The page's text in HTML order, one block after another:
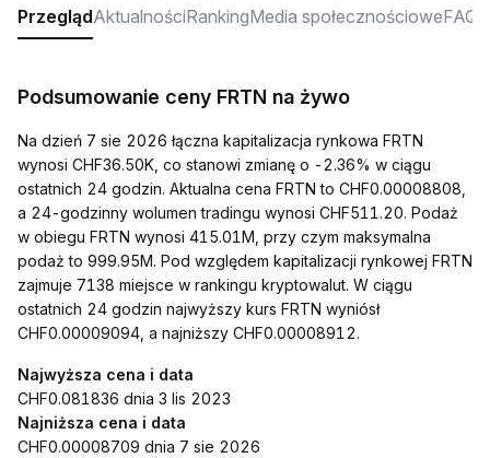
PrzeglądAktualnościRankingMedia społecznościoweFAQ
Podsumowanie ceny FRTN na żywo
Na dzień 7 sie 2026 łączna kapitalizacja rynkowa FRTN
wynosi CHF36.50K, co stanowi zmianę o -2.36% w ciągu
ostatnich 24 godzin. Aktualna cena FRTN to CHF0.00008808,
a 24-godzinny wolumen tradingu wynosi CHF511.20. Podaż
w obiegu FRTN wynosi 415.01M, przy czym maksymalna
podaż to 999.95M. Pod względem kapitalizacji rynkowej FRTN
zajmuje 7138 miejsce w rankingu kryptowalut. W ciągu
ostatnich 24 godzin najwyższy kurs FRTN wyniósł
CHF0.00009094, a najniższy CHF0.00008912.
Najwyższa cena i data
CHF0.081836 dnia 3 lis 2023
Najniższa cena i data
CHF0.00008709 dnia 7 sie 2026